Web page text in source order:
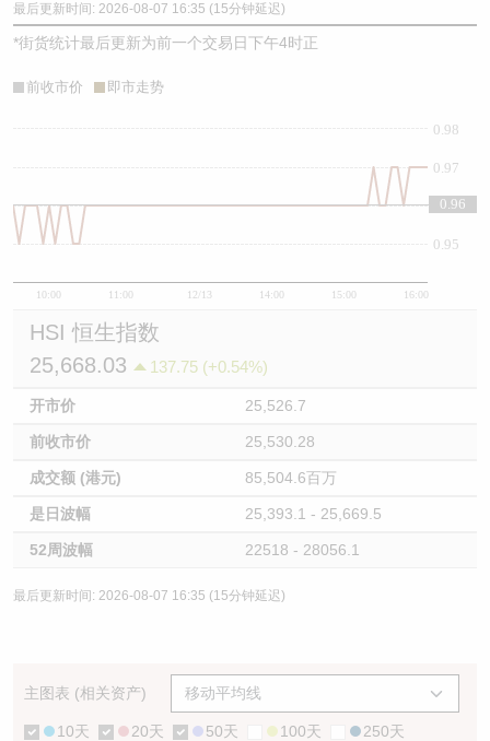
最后更新时间: 2026-08-07 16:35 (15分钟延迟)
*街货统计最后更新为前一个交易日下午4时正
前收市价 即市走势
10:00 11:00 12/13 14:00 15:00 16:00
0.95
0.96
0.97
0.98
0.96
HSI 恒生指数
25,668.03
137.75 (+0.54%)
开市价 25,526.7
前收市价 25,530.28
成交额 (港元) 85,504.6百万
是日波幅 25,393.1 - 25,669.5
52周波幅 22518 - 28056.1
最后更新时间: 2026-08-07 16:35 (15分钟延迟)
主图表 (相关资产)
10天 20天 50天 100天 250天